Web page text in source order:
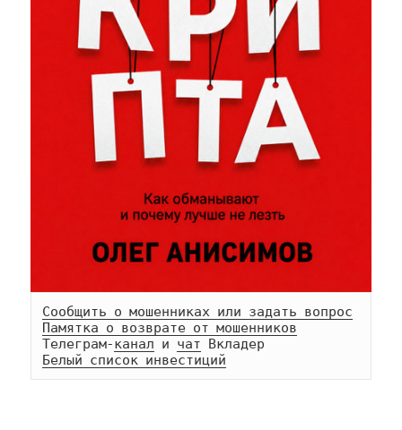
Сообщить о мошенниках или задать вопрос
Памятка о возврате от мошенников
Телеграм-канал и чат
Белый список инвестиций